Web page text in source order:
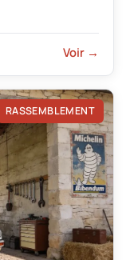
Voir →
RASSEMBLEMENT